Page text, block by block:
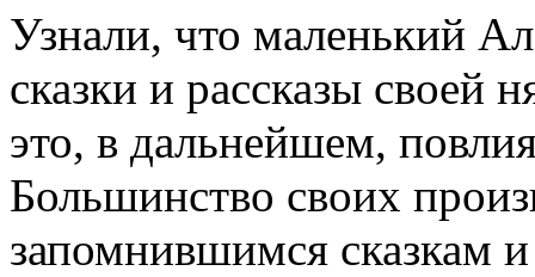
Узнали, что маленький
сказки и рассказы
это, в дальнейшем,
Большинство своих
запомнившимся сказкам и